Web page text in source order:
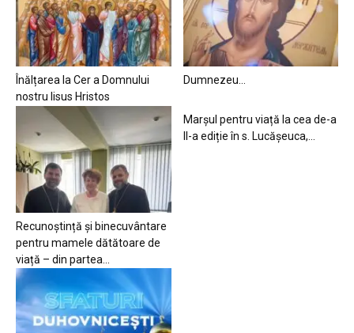
Înălțarea la Cer a Domnului
nostru Iisus Hristos
Dumnezeu…
Recunoștință și binecuvântare
pentru mamele dătătoare de
viață – din partea...
Marșul pentru viață la cea de-a
II-a ediție în s. Lucășeuca,...